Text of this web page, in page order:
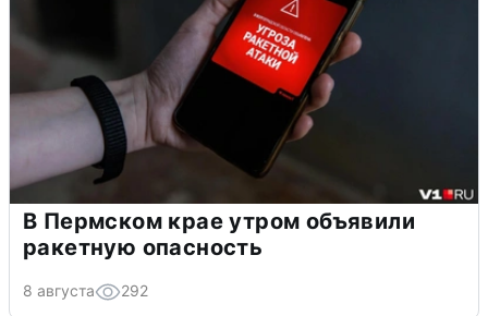
В Пермском крае утром объявили
ракетную опасность
8 августа 292